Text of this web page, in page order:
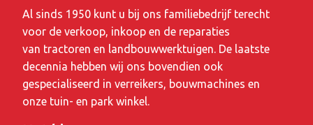
Al sinds 1950 kunt u bij ons familiebedrijf terecht
voor de verkoop, inkoop en de reparaties
van tractoren en landbouwwerktuigen. De laatste
decennia hebben wij ons bovendien ook
gespecialiseerd in verreikers, bouwmachines en
onze tuin- en park winkel.